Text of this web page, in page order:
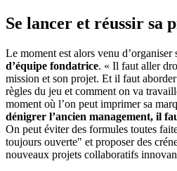
Se lancer et réussir sa
Le moment est alors venu d’organiser
d’équipe fondatrice. « Il faut aller
mission et son projet. Et il faut
règles du jeu et comment on va
moment où l’on peut imprimer sa
dénigrer l’ancien management, il
On peut éviter des formules toutes
toujours ouverte" et proposer des
nouveaux projets collaboratifs